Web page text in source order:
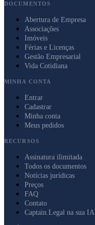
DOCUMENTOS
Abertura de Empresa
Associações
Imóveis
Férias e Licenças
Gestão Empresarial
Vida Cotidiana
MINHA CONTA
Entrar
Cadastrar
Minha conta
Meus pedidos
RECURSOS
Assinatura ilimitada
Todos os documentos
Notícias jurídicas
Preços
FAQ
Contato
Captain.Legal na sua IA